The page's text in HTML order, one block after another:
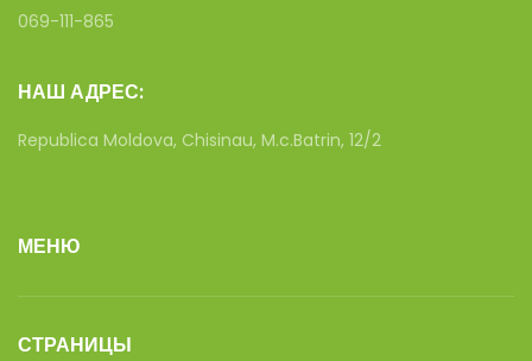
069-111-865
НАШ АДРЕС:
Republica Moldova, Chisinau, M.c.Batrin, 12/2
МЕНЮ
СТРАНИЦЫ